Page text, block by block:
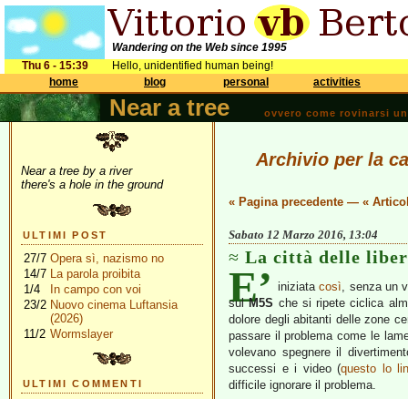
Wandering on the Web since 1995
Thu 6 - 15:39
Hello, unidentified human being!
home
blog personal activities
Near a tree ovvero come rovinarsi
Near a tree by a river
there's a hole in the ground
ULTIMI POST
27/7 Opera sì, nazismo no
14/7 La parola proibita
1/4
In campo con voi
23/2 Nuovo cinema Luftansia
(2026)
11/2 Wormslayer
ULTIMI COMMENTI
Archivio per la
« Pagina precedente — «
Sabato 12 Marzo 2016, 13:04
La città delle
E’ iniziatacosì, senza un
sulM5S che si ripete ciclica
dolore degli abitanti delle zone
passare il problema come le
volevano spegnere il
successi e i video (questo lo
difficile ignorare il problema.